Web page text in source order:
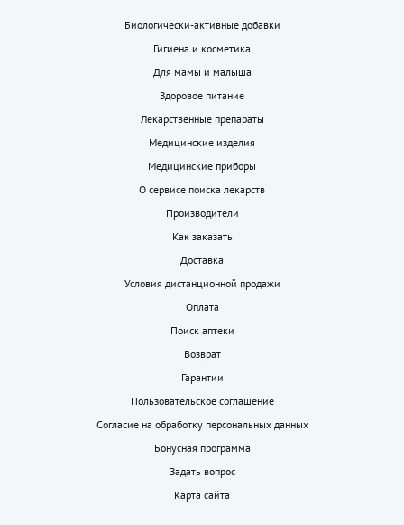
Биологически-активные добавки
Гигиена и косметика
Для мамы и малыша
Здоровое питание
Лекарственные препараты
Медицинские изделия
Медицинские приборы
О сервисе поиска лекарств
Производители
Как заказать
Доставка
Условия дистанционной продажи
Оплата
Поиск аптеки
Возврат
Гарантии
Пользовательское соглашение
Согласие на обработку персональных данных
Бонусная программа
Задать вопрос
Карта сайта